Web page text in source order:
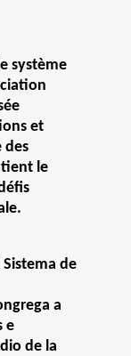
système
et
des
le
de
a
e
de la